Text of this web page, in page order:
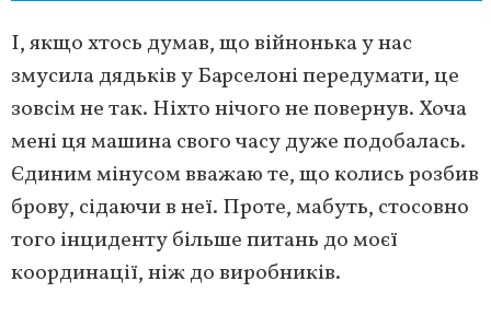
І, якщо хтось думав, що війнонька у нас
змусила дядьків у Барселоні передумати, це
зовсім не так. Ніхто нічого не повернув. Хоча
мені ця машина свого часу дуже подобалась.
Єдиним мінусом вважаю те, що колись розбив
брову, сідаючи в неї. Проте, мабуть, стосовно
того інциденту більше питань до моєї
координації, ніж до виробників.